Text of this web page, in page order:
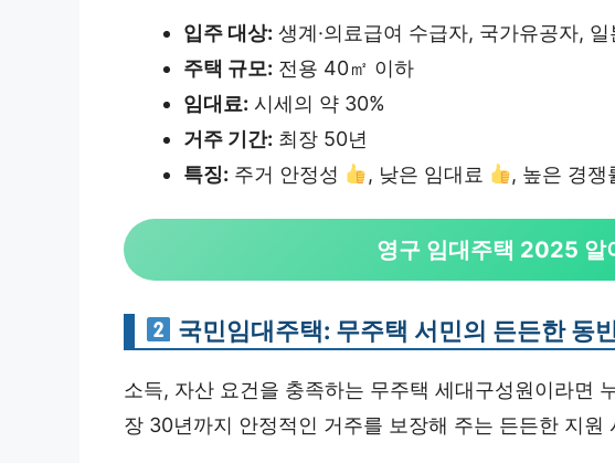
입주 대상: 생계·의료급여 수급자, 국가유공자,
주택 규모: 전용 40㎡ 이하
임대료: 시세의 약 30%
거주 기간: 최장 50년
특징: 주거 안정성 , 낮은 임대료 , 높은 경쟁
영구 임대주택 2025 알
국민임대주택: 무주택 서민의 든든한 동
소득, 자산 요건을 충족하는 무주택 세대구성원이라면
장 30년까지 안정적인 거주를 보장해 주는 든든한 지원